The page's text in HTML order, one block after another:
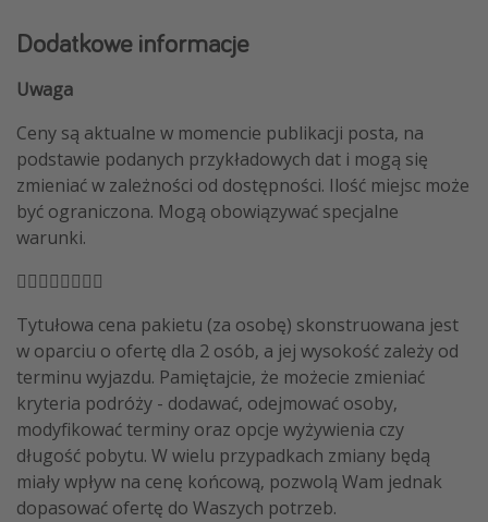
Dodatkowe informacje
Uwaga
Ceny są aktualne w momencie publikacji posta, na
podstawie podanych przykładowych dat i mogą się
zmieniać w zależności od dostępności. Ilość miejsc może
być ograniczona. Mogą obowiązywać specjalne
warunki.
🏴‍☠️🏴‍☠️🏴‍☠️🏴‍☠️
Tytułowa cena pakietu (za osobę) skonstruowana jest
w oparciu o ofertę dla 2 osób, a jej wysokość zależy od
terminu wyjazdu. Pamiętajcie, że możecie zmieniać
kryteria podróży - dodawać, odejmować osoby,
modyfikować terminy oraz opcje wyżywienia czy
długość pobytu. W wielu przypadkach zmiany będą
miały wpływ na cenę końcową, pozwolą Wam jednak
dopasować ofertę do Waszych potrzeb.